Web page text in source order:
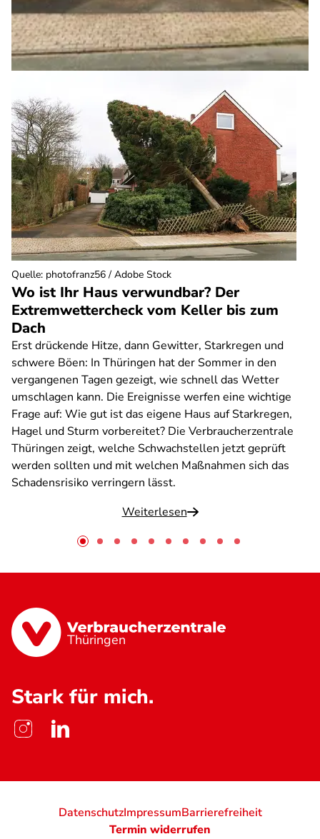
Wo ist Ihr Haus verwundbar? Der
Extremwettercheck vom Keller bis zum
Dach
Erst drückende Hitze, dann Gewitter, Starkregen und
schwere Böen: In Thüringen hat der Sommer in den
vergangenen Tagen gezeigt, wie schnell das Wetter
umschlagen kann. Die Ereignisse werfen eine wichtige
Frage auf: Wie gut ist das eigene Haus auf Starkregen,
Hagel und Sturm vorbereitet? Die Verbraucherzentrale
Thüringen zeigt, welche Schwachstellen jetzt geprüft
werden sollten und mit welchen Maßnahmen sich das
Schadensrisiko verringern lässt.
Weiterlesen
Quelle: photofranz56 / Adobe Stock
Thüringen
Stark für mich.
DatenschutzImpressumBarrierefreiheit
Termin widerrufen